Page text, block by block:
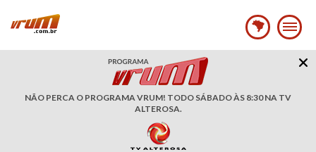
NÃO PERCA O PROGRAMA VRUM! TODO SÁBADO ÀS 8:30 NA TV
ALTEROSA.